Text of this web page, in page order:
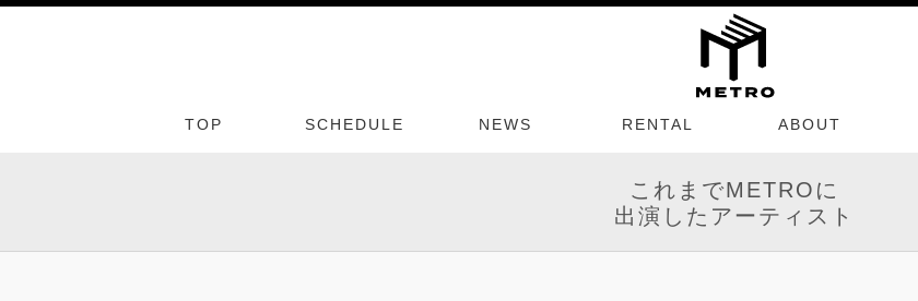
TOP SCHEDULE NEWS RENTAL ABOUT
これまでMETROに
出演したアーティスト